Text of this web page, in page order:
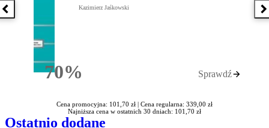
Poprzednia książka
70%Rabatu
Kazimierz Jaśkowski
Sprawdź
Cena promocyjna: 101,70 zł | Cena regularna: 339,00 zł
Najniższa cena w ostatnich 30 dniach: 101,70 zł
Ostatnio dodane